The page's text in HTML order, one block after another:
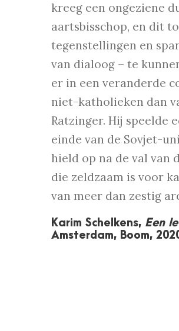
kreeg een ongeziene
aartsbisschop, en dit
tegenstellingen en
van dialoog – te
er in een veranderde
niet-katholieken dan
Ratzinger. Hij speelde
einde van de Sovjet-
hield op na de val van
die zeldzaam is voor
van meer dan zestig
Karim Schelkens, Een
Amsterdam, Boom,